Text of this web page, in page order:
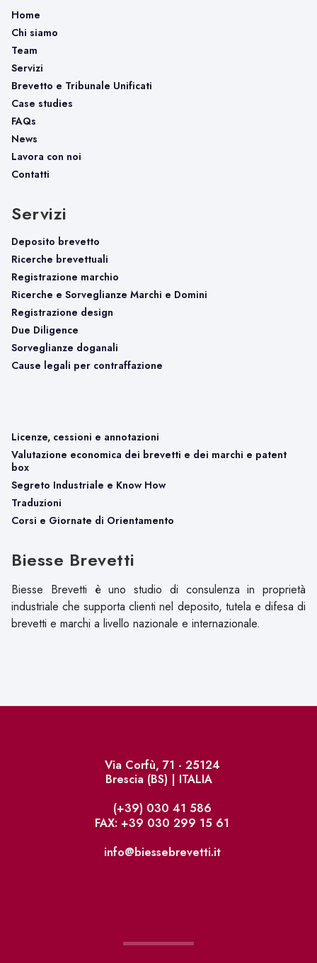
Home
Chi siamo
Team
Servizi
Brevetto e Tribunale Unificati
Case studies
FAQs
News
Lavora con noi
Contatti
Servizi
Deposito brevetto
Ricerche brevettuali
Registrazione marchio
Ricerche e Sorveglianze Marchi e Domini
Registrazione design
Due Diligence
Sorveglianze doganali
Cause legali per contraffazione
Licenze, cessioni e annotazioni
Valutazione economica dei brevetti e dei marchi e patent
box
Segreto Industriale e Know How
Traduzioni
Corsi e Giornate di Orientamento
Biesse Brevetti
Biesse Brevetti è uno studio di consulenza in proprietà
industriale che supporta clienti nel deposito, tutela e difesa di
brevetti e marchi a livello nazionale e internazionale.
Via Corfù, 71 - 25124
Brescia (BS) | ITALIA
(+39) 030 41 586
FAX: +39 030 299 15 61
info@biessebrevetti.it